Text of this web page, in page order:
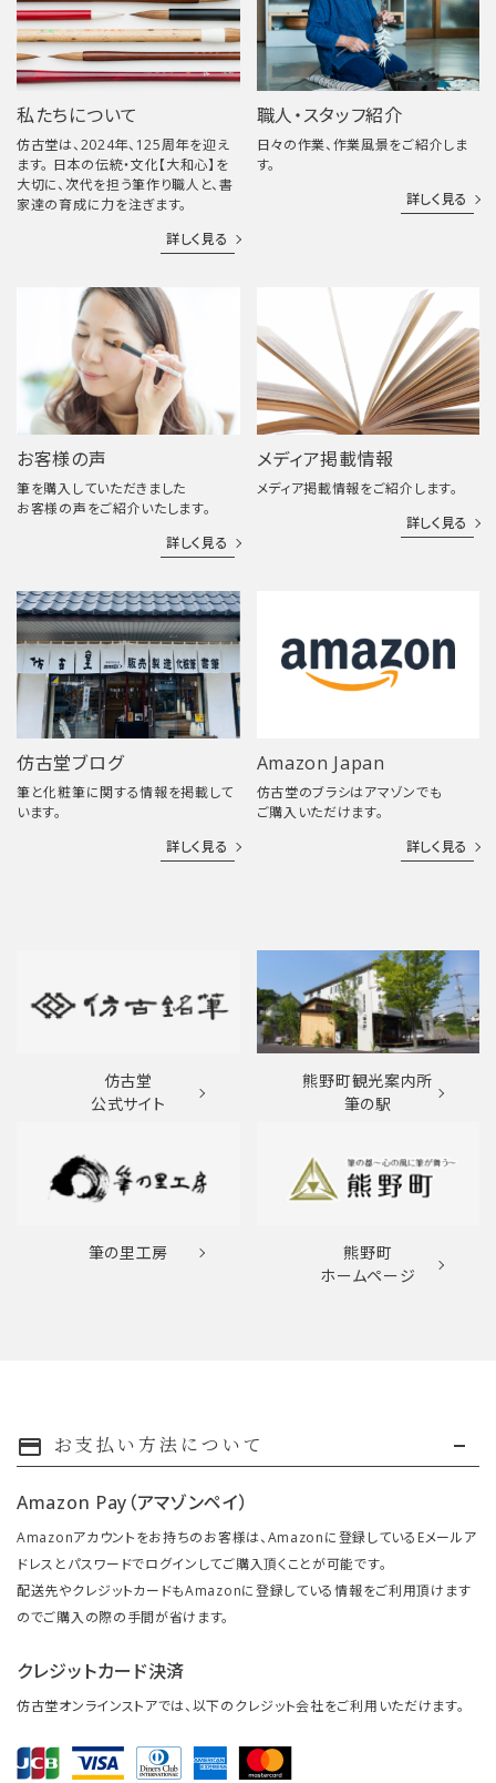
私たちについて
仿古堂は、2024年、125周年を迎え
ます。 日本の伝統・文化【大和心】を
大切に、次代を担う筆作り職人と、書
家達の育成に力を注ぎます。
詳しく見る
職人・スタッフ紹介
日々の作業、作業風景をご紹介しま
す。
詳しく見る
お客様の声
筆を購入していただきました
お客様の声をご紹介いたします。
詳しく見る
メディア掲載情報
メディア掲載情報をご紹介します。
詳しく見る
仿古堂ブログ
筆と化粧筆に関する情報を掲載して
います。
詳しく見る
Amazon Japan
仿古堂のブラシはアマゾンでも
ご購入いただけます。
詳しく見る
仿古堂
公式サイト
熊野町観光案内所
筆の駅
筆の里工房
熊野町
ホームページ
payment お支払い方法について
Amazon Pay（アマゾンペイ）
Amazonアカウントをお持ちのお客様は、Amazonに登録しているEメールア
ドレスとパスワードでログインしてご購入頂くことが可能です。
配送先やクレジットカードもAmazonに登録している情報をご利用頂けます
のでご購入の際の手間が省けます。
クレジットカード決済
仿古堂オンラインストアでは、以下のクレジット会社をご利用いただけます。